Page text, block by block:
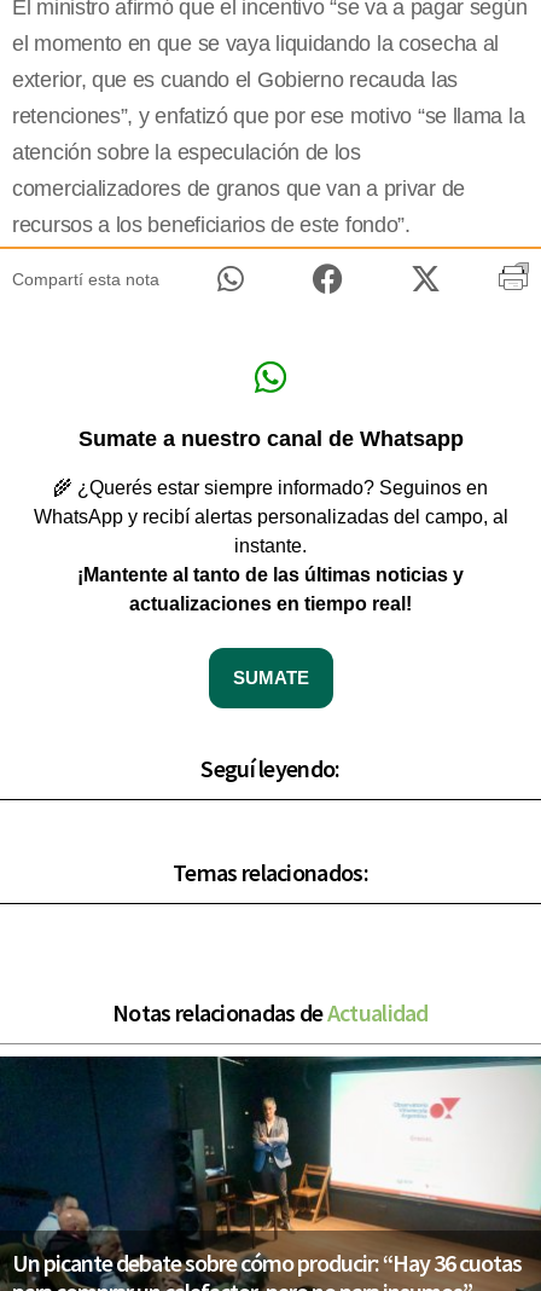
El ministro afirmó que el incentivo “se va a pagar según
el momento en que se vaya liquidando la cosecha al
exterior, que es cuando el Gobierno recauda las
retenciones”, y enfatizó que por ese motivo “se llama la
atención sobre la especulación de los
comercializadores de granos que van a privar de
recursos a los beneficiarios de este fondo”.
Compartí esta nota
Sumate a nuestro canal de Whatsapp
🌾 ¿Querés estar siempre informado? Seguinos en
WhatsApp y recibí alertas personalizadas del campo, al
instante.
¡Mantente al tanto de las últimas noticias y
actualizaciones en tiempo real!
SUMATE
Seguí leyendo:
Temas relacionados:
Notas relacionadas deActualidad
Un picante debate sobre cómo producir: “Hay 36 cuotas